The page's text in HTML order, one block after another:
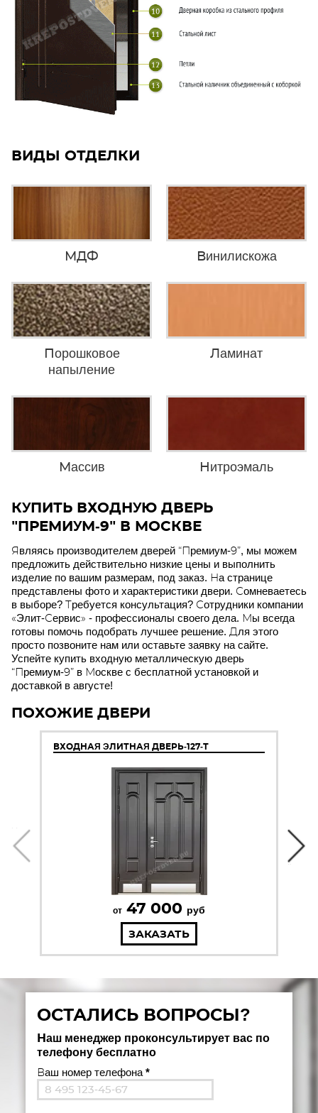
ВИДЫ ОТДЕЛКИ
МДФ Винилискожа
Порошковое
напыление
Ламинат
Массив Нитроэмаль
КУПИТЬ ВХОДНУЮ ДВЕРЬ
"ПРЕМИУМ-9" В МОСКВЕ
Являясь производителем дверей “Премиум-9”, мы можем
предложить действительно низкие цены и выполнить
изделие по вашим размерам, под заказ. На странице
представлены фото и характеристики двери. Сомневаетесь
в выборе? Требуется консультация? Сотрудники компании
«Элит-Сервис» - профессионалы своего дела. Мы всегда
готовы помочь подобрать лучшее решение. Для этого
просто позвоните нам или оставьте заявку на сайте.
Успейте купить входную металлическую дверь
“Премиум-9” в Москве с бесплатной установкой и
доставкой в августе!
ПОХОЖИЕ ДВЕРИ
ВХОДНАЯ ЭЛИТНАЯ ДВЕРЬ-127-Т
от 47 000 руб
ЗАКАЗАТЬ
ОСТАЛИСЬ ВОПРОСЫ?
Наш менеджер проконсультирует вас по
телефону бесплатно
Ваш номер телефона *